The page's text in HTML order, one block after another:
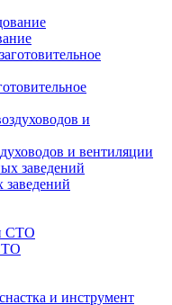
и вентиляции
заведений